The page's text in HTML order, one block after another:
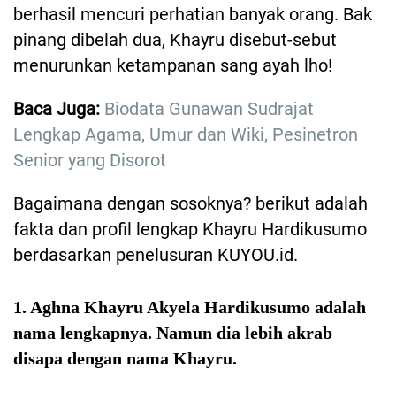
berhasil mencuri perhatian banyak orang. Bak
pinang dibelah dua, Khayru disebut-sebut
menurunkan ketampanan sang ayah lho!
Baca Juga: Biodata Gunawan Sudrajat
Lengkap Agama, Umur dan Wiki, Pesinetron
Senior yang Disorot
Bagaimana dengan sosoknya? berikut adalah
fakta dan profil lengkap Khayru Hardikusumo
berdasarkan penelusuran KUYOU.id.
1. Aghna Khayru Akyela Hardikusumo adalah
nama lengkapnya. Namun dia lebih akrab
disapa dengan nama Khayru.